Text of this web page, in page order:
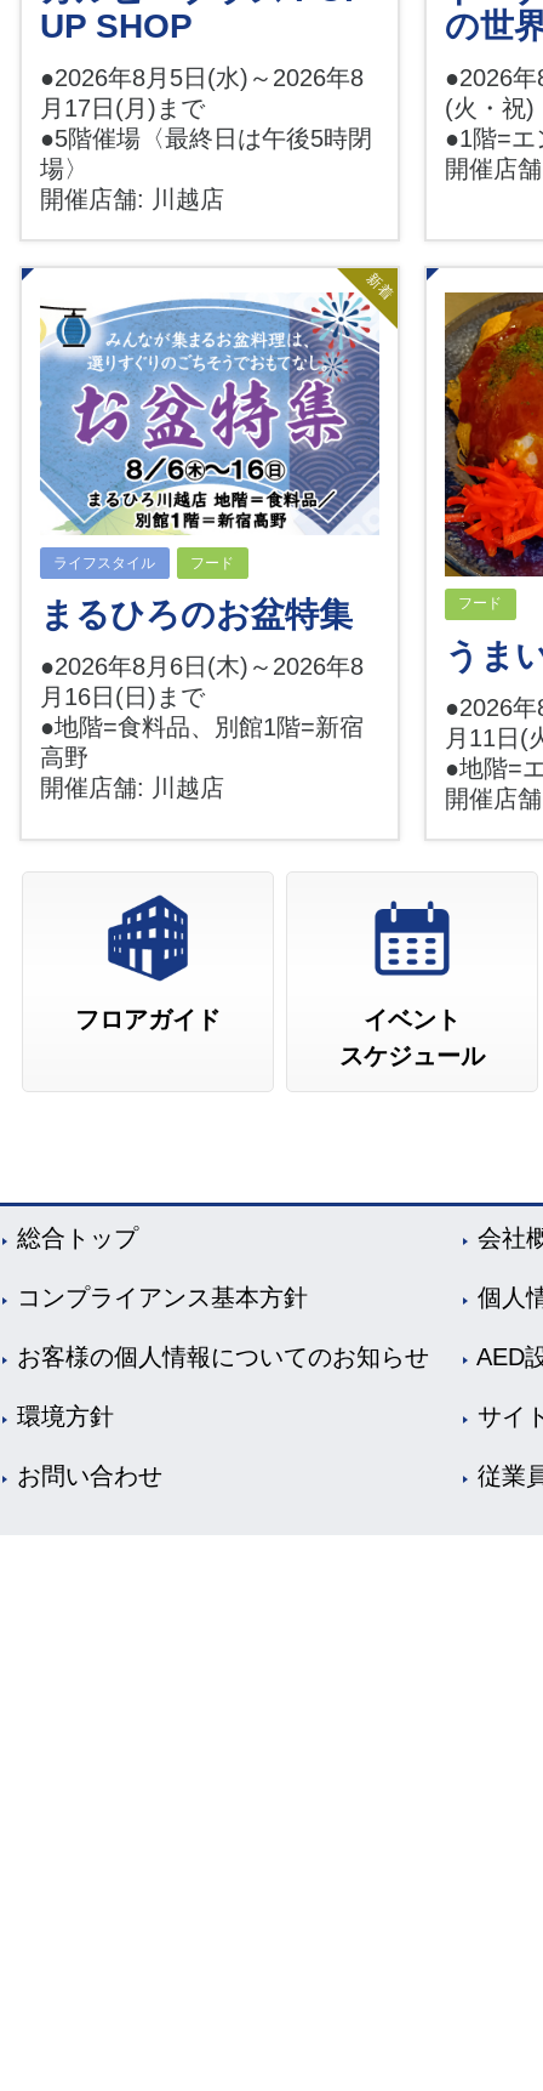
UP SHOP
●2026年8月5日(水)～2026年8
月17日(月)まで
●5階催場〈最終日は午後5時閉
場〉
開催店舗: 川越店
の世
●2026
(火・祝)
●1階=
開催店
新着
ライフスタイル フード
まるひろのお盆特集
●2026年8月6日(木)～2026年8
月16日(日)まで
●地階=食料品、別館1階=新宿
高野
開催店舗: 川越店
フード
うま
●2026
月11日(
●地階=
開催店
フロアガイド
イベント
スケジュール
総合トップ 会社
コンプライアンス基本方針 個人
お客様の個人情報についてのお知らせ AED
環境方針 サイ
お問い合わせ 従業